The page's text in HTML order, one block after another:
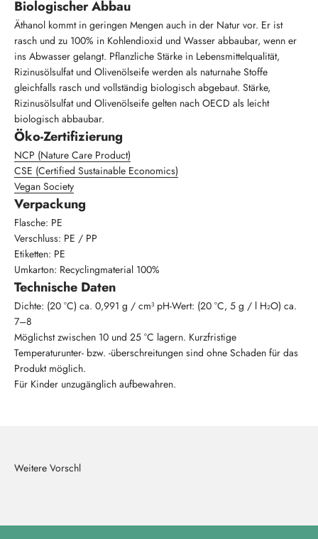
Biologischer Abbau
Äthanol kommt in geringen Mengen auch in der Natur vor. Er ist
rasch und zu 100% in Kohlendioxid und Wasser abbaubar, wenn er
ins Abwasser gelangt. Pflanzliche Stärke in Lebensmittelqualität,
Rizinusölsulfat und Olivenölseife werden als naturnahe Stoffe
gleichfalls rasch und vollständig biologisch abgebaut. Stärke,
Rizinusölsulfat und Olivenölseife gelten nach OECD als leicht
biologisch abbaubar.
Öko-Zertifizierung
NCP (Nature Care Product)
CSE (Certified Sustainable Economics)
Vegan Society
Verpackung
Flasche: PE
Verschluss: PE / PP
Etiketten: PE
Umkarton: Recyclingmaterial 100%
Technische Daten
Dichte: (20 °C) ca. 0,991 g / cm³ pH-Wert: (20 °C, 5 g / l H₂O) ca.
7–8
Möglichst zwischen 10 und 25 °C lagern. Kurzfristige
Temperaturunter- bzw. -überschreitungen sind ohne Schaden für das
Produkt möglich.
Für Kinder unzugänglich aufbewahren.